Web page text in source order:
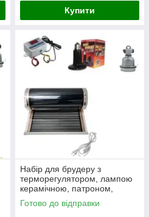
Купити
Набір для брудеру з
терморегулятором, лампою
керамічною, патроном,
килимком для обігріву - №10
Готово до відправки